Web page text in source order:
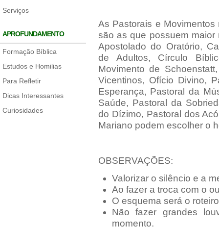
Serviços
APROFUNDAMENTO
Formação Bíblica
Estudos e Homilias
Para Refletir
Dicas Interessantes
Curiosidades
As Pastorais e
são as que possuem maior
Apostolado do Oratório,
de Adultos, Círculo
Movimento de
Vicentinos, Ofício Divino,
Esperança, Pastoral da
Saúde, Pastoral da
do Dízimo, Pastoral dos
Mariano podem escolher o
OBSERVAÇÕES:
Valorizar o silêncio e a
Ao fazer a troca com o
O esquema será o
Não fazer grandes
momento.